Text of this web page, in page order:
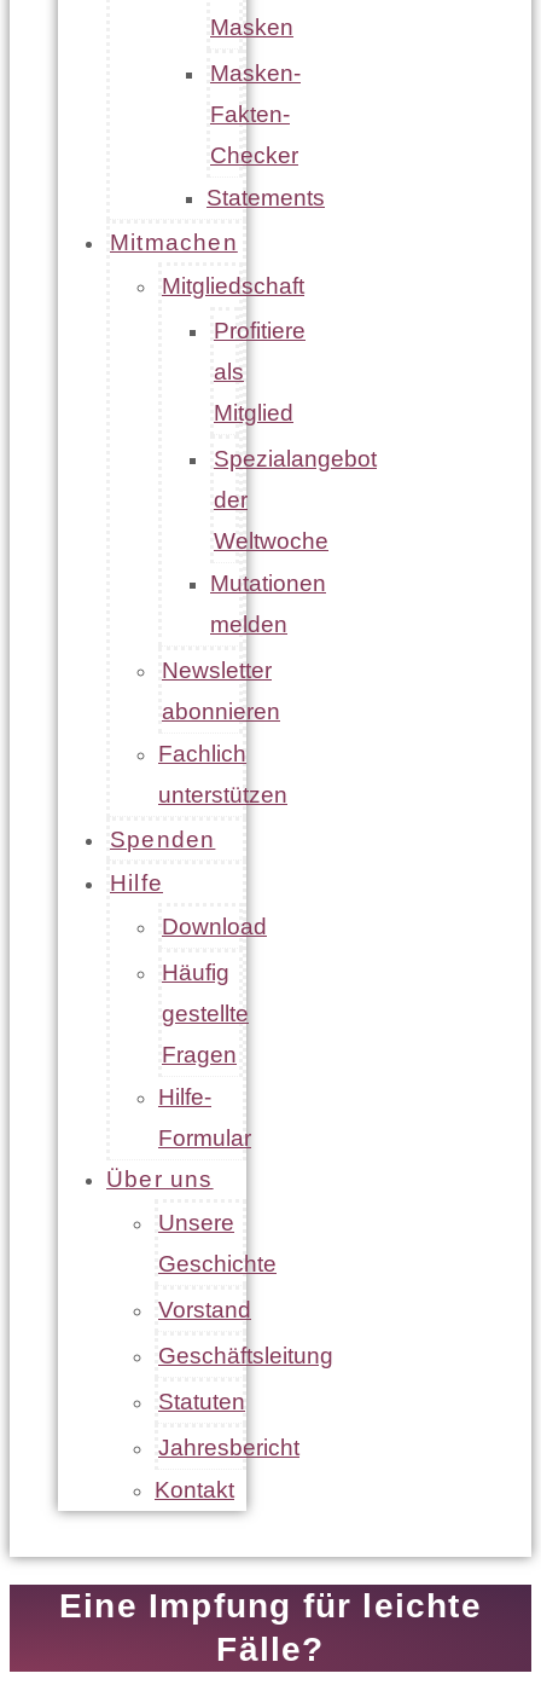
Masken
Masken-
Fakten-
Checker
Statements
Mitmachen
Mitgliedschaft
Profitiere
als
Mitglied
Spezialangebot
der
Weltwoche
Mutationen
melden
Newsletter
abonnieren
Fachlich
unterstützen
Spenden
Hilfe
Download
Häufig
gestellte
Fragen
Hilfe-
Formular
Über uns
Unsere
Geschichte
Vorstand
Geschäftsleitung
Statuten
Jahresbericht
Kontakt
Eine Impfung für leichte
Fälle?